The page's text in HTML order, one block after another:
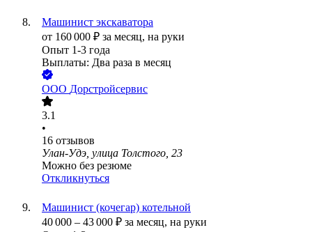
Машинист экскаватора
от 160 000 ₽ за месяц, на руки
Опыт 1-3 года
Выплаты: Два раза в месяц
ООО Дорстройсервис
3.1
•
16 отзывов
Улан-Удэ, улица Толстого, 23
Можно без резюме
Откликнуться
Машинист (кочегар) котельной
40 000 – 43 000 ₽ за месяц, на руки